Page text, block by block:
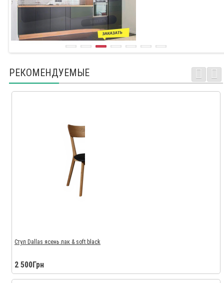
РЕКОМЕНДУЕМЫЕ
Стул Dallas ясень лак & soft black
2 500Грн